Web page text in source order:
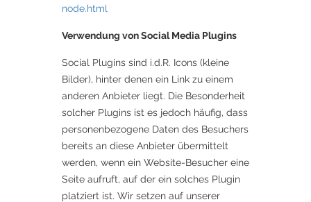
node.html
Verwendung von Social Media Plugins
Social Plugins sind i.d.R. Icons (kleine
Bilder), hinter denen ein Link zu einem
anderen Anbieter liegt. Die Besonderheit
solcher Plugins ist es jedoch häufig, dass
personenbezogene Daten des Besuchers
bereits an diese Anbieter übermittelt
werden, wenn ein Website-Besucher eine
Seite aufruft, auf der ein solches Plugin
platziert ist. Wir setzen auf unserer